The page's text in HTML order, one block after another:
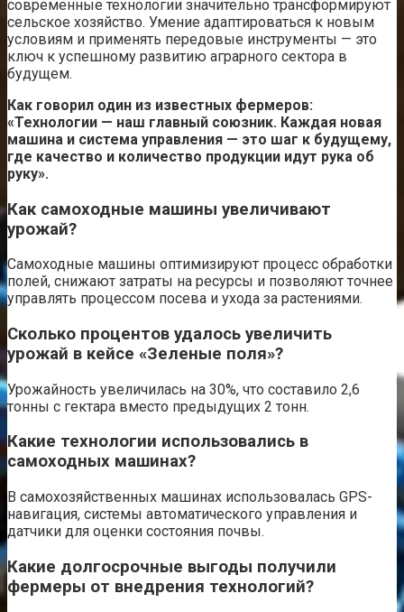
современные технологии значительно трансформируют
сельское хозяйство. Умение адаптироваться к новым
условиям и применять передовые инструменты — это
ключ к успешному развитию аграрного сектора в
будущем.
Как говорил один из известных фермеров:
«Технологии — наш главный союзник. Каждая новая
машина и система управления — это шаг к будущему,
где качество и количество продукции идут рука об
руку».
Как самоходные машины увеличивают
урожай?
Самоходные машины оптимизируют процесс обработки
полей, снижают затраты на ресурсы и позволяют точнее
управлять процессом посева и ухода за растениями.
Сколько процентов удалось увеличить
урожай в кейсе «Зеленые поля»?
Урожайность увеличилась на 30%, что составило 2,6
тонны с гектара вместо предыдущих 2 тонн.
Какие технологии использовались в
самоходных машинах?
В самохозяйственных машинах использовалась GPS-
навигация, системы автоматического управления и
датчики для оценки состояния почвы.
Какие долгосрочные выгоды получили
фермеры от внедрения технологий?